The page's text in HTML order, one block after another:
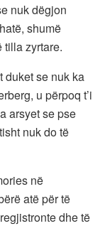
nuk dëgjon
shumë
tilla zyrtare.
duket se nuk ka
u përpoq t’i
arsyet se pse
nuk do të
në
atë për të
dhe të